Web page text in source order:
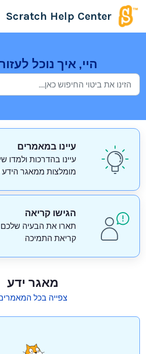
דילוג לתוכן הראשי
Scratch Help Center
היי, איך נוכל
עיינו במאמרים
עיינו בהדרכות ולמדו
מומלצות ממאגר הידע
הגישו קריאה
תארו את הבעיה שלכם
קריאת התמיכה
מאגר ידע
צפייה בכל